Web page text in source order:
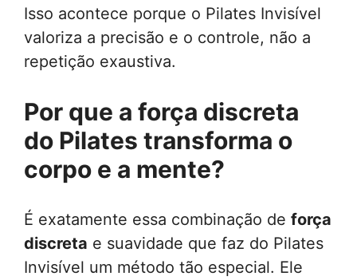
Isso acontece porque o Pilates Invisível
valoriza a precisão e o controle, não a
repetição exaustiva.
Por que a força discreta
do Pilates transforma o
corpo e a mente?
É exatamente essa combinação de força
discreta e suavidade que faz do Pilates
Invisível um método tão especial. Ele